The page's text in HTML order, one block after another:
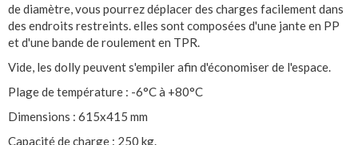
de diamètre, vous pourrez déplacer des charges facilement dans
des endroits restreints. elles sont composées d'une jante en PP
et d'une bande de roulement en TPR.
Vide, les dolly peuvent s'empiler afin d'économiser de l'espace.
Plage de température : -6°C à +80°C
Dimensions : 615x415 mm
Capacité de charge : 250 kg.